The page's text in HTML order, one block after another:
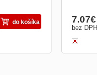
do košíka
bez DPH
7.07€